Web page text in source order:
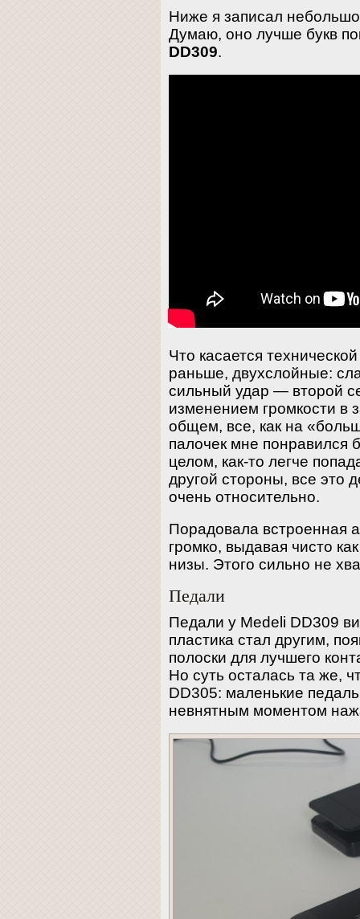
Ниже я записал
Думаю, оно лучше букв
DD309.
Что касается
раньше, двухслойные:
сильный удар — второй
изменением громкости в
общем, все, как на
палочек мне понравился
целом, как-то легче
другой стороны, все это
очень относительно.
Порадовала встроенная
громко, выдавая чисто
низы. Этого сильно не
Педали
Педали у Medeli DD309
пластика стал другим,
полоски для лучшего
Но суть осталась та же,
DD305: маленькие
невнятным моментом